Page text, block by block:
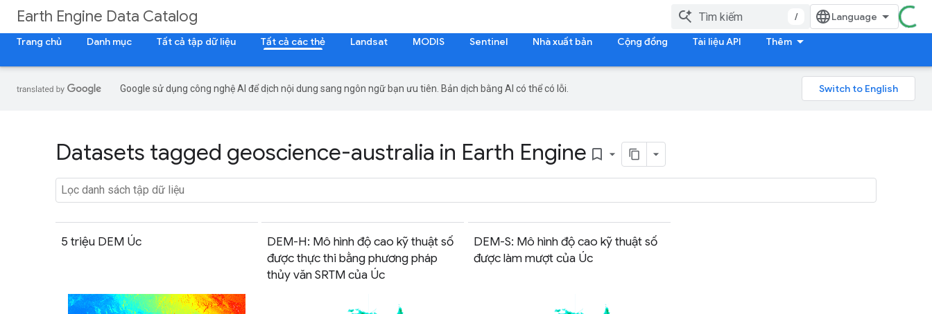
Earth Engine Data Catalog
/
Trang chủ
Danh mục Tất cả tập dữ liệu Tất cả các thẻ Landsat MODIS Sentinel Nhà xuất bản Cộng đồng Tài liệu API Thêm
Google sử dụng công nghệ AI để dịch nội dung sang ngôn ngữ bạn ưu tiên. Bản dịch bằng AI có thể có lỗi.
Datasets tagged geoscience-australia in Earth Engine bookmark_border
5 triệu DEM Úc
DEM-H: Mô hình độ cao kỹ thuật số
được thực thi bằng phương pháp
thủy văn SRTM của Úc
DEM-S: Mô hình độ cao kỹ thuật số
được làm mượt của Úc